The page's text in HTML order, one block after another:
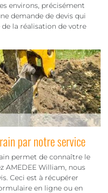
environs, précisément
demande de devis qui
la réalisation de votre
par notre service
permet de connaître le
AMEDEE William, nous
Ceci est à récupérer
en ligne ou en